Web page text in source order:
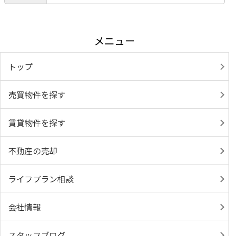
メニュー
トップ
売買物件を探す
賃貸物件を探す
不動産の売却
ライフプラン相談
会社情報